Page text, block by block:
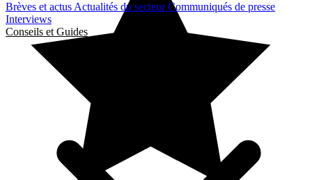
Brèves et actus Actualités du secteurCommuniqués de presse
Interviews
Conseils et Guides